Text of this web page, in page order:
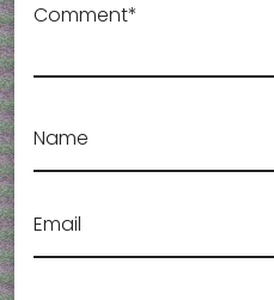
Comment*
Name
Email